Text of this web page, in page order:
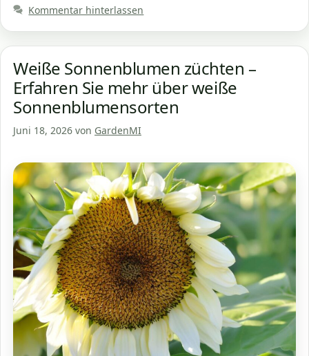
Kommentar hinterlassen
Weiße Sonnenblumen züchten –
Erfahren Sie mehr über weiße
Sonnenblumensorten
Juni 18, 2026 von GardenMI